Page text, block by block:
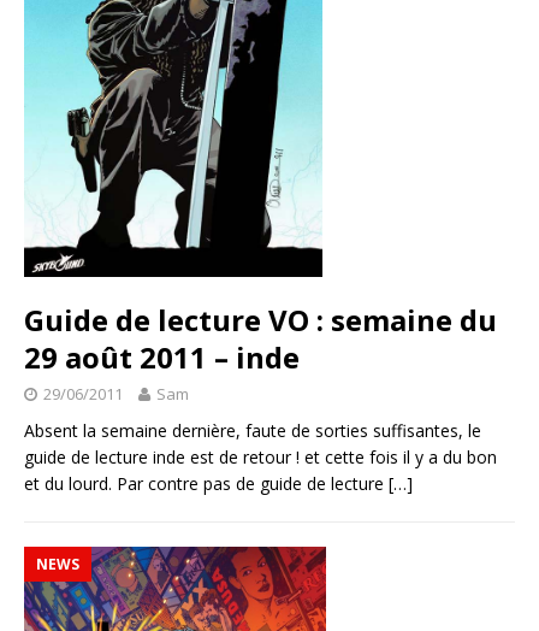
Guide de lecture VO : semaine du
29 août 2011 – inde
29/06/2011 Sam
Absent la semaine dernière, faute de sorties suffisantes, le
guide de lecture inde est de retour ! et cette fois il y a du bon
et du lourd. Par contre pas de guide de lecture […]
NEWS